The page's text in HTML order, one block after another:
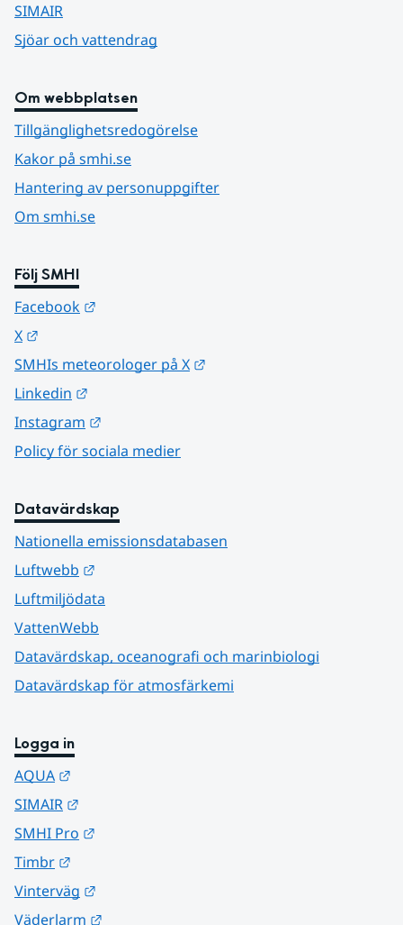
SIMAIR
Sjöar och vattendrag
Om webbplatsen
Tillgänglighetsredogörelse
Kakor på smhi.se
Hantering av personuppgifter
Om smhi.se
Följ SMHI
Facebook
X
SMHIs meteorologer på X
Linkedin
Instagram
Policy för sociala medier
Datavärdskap
Nationella emissionsdatabasen
Luftwebb
Luftmiljödata
VattenWebb
Datavärdskap, oceanografi och marinbiologi
Datavärdskap för atmosfärkemi
Logga in
AQUA
SIMAIR
SMHI Pro
Timbr
Vinterväg
Väderlarm